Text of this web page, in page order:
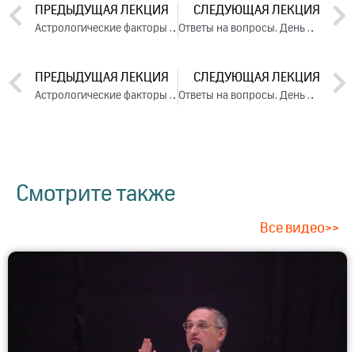
ПРЕДЫДУЩАЯ ЛЕКЦИЯ
Астрологические факторы возникновения стресса. День 2. Часть 1 (2015)
СЛЕДУЮЩАЯ ЛЕКЦИЯ
Ответы на вопросы. День 3. Часть 1 (2015)
ПРЕДЫДУЩАЯ ЛЕКЦИЯ
Астрологические факторы возникновения стресса. День 2. Часть 1 (2015)
СЛЕДУЮЩАЯ ЛЕКЦИЯ
Ответы на вопросы. День 3. Часть 1 (2015)
Смотрите также
Все видео>>